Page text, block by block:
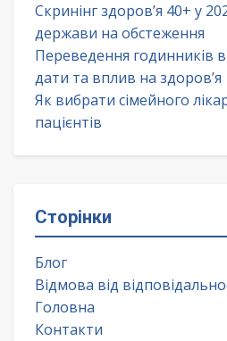
Скринінг здоров’я 40+ у
держави на обстеження
Переведення годинників в
дати та вплив на здоров’я
Як вибрати сімейного
пацієнтів
Сторінки
Блог
Відмова від
Головна
Контакти